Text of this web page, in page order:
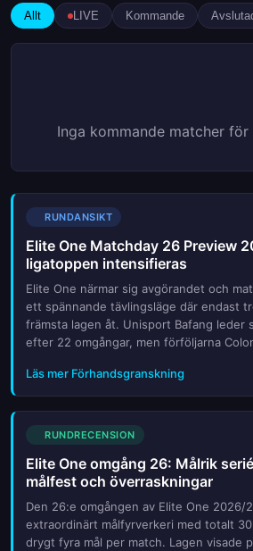
Allt LIVE Kommande
Inga kommande matcher
RUNDANSIKT
Elite One Matchday 26 Preview
ligatoppen intensifieras
Elite One närmar sig avgörandet och
ett spännande tävlingsläge där endast
främsta lagen åt. Unisport Bafang leder
efter 22 omgångar, men förföljarna
Läs mer Förhandsgranskning
RUNDRECENSION
Elite One omgång 26: Målrik
målfest och överraskningar
Den 26:e omgången av Elite One 2026/
extraordinärt målfyrverkeri med totalt
drygt fyra mål per match. Lagen visade